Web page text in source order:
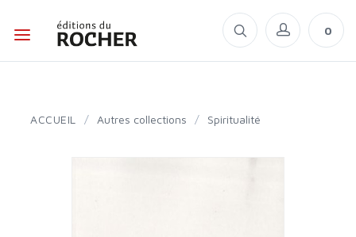
0
ACCUEIL / Autres collections / Spiritualité